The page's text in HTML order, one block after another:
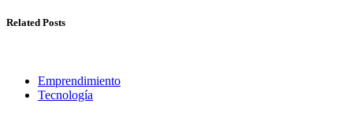
Related Posts
Emprendimiento
Tecnología